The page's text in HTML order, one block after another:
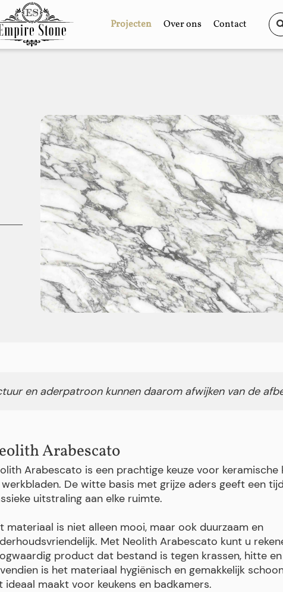
Projecten Over ons Contact
en aderpatroon kunnen daarom afwijken van de
Arabescato
Arabescato is een prachtige keuze voor keramische
De witte basis met grijze aders geeft een
uitstraling aan elke ruimte.
materiaal is niet alleen mooi, maar ook duurzaam en
Met Neolith Arabescato kunt u
product dat bestand is tegen krassen, hitte en
is het materiaal hygiënisch en gemakkelijk
ideaal maakt voor keukens en badkamers.